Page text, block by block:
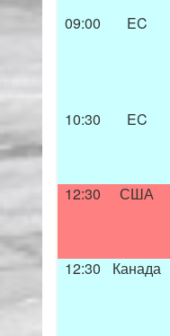
09:00 EC
10:30 EC
12:30
США
12:30 Канада